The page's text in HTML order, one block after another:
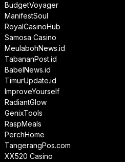
BudgetVoyager
ManifestSoul
RoyalCasinoHub
Samosa Casino
MeulabohNews.id
TabananPost.id
BabelNews.id
TimurUpdate.id
ImproveYourself
RadiantGlow
GenixTools
RaspMeals
PerchHome
TangerangPos.com
XX520 Casino